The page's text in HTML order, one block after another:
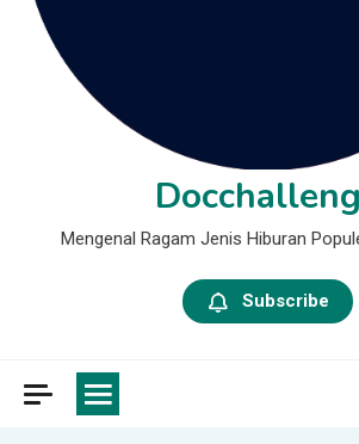
Mengenal Ragam Jenis Hiburan
Subscribe